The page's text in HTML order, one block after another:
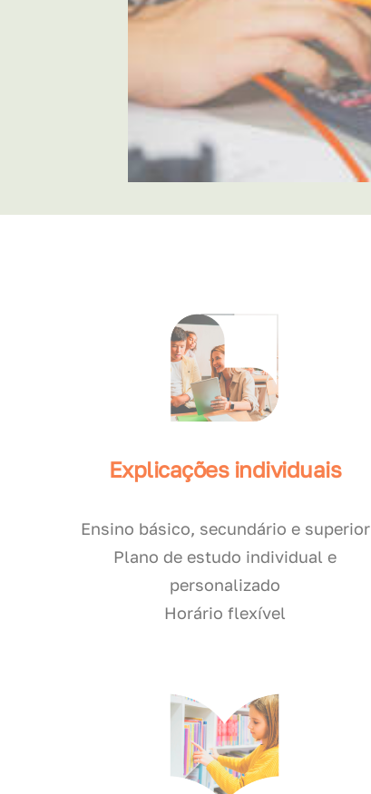
Explicações individuais
Ensino básico, secundário e superior
Plano de estudo individual e
personalizado
Horário flexível